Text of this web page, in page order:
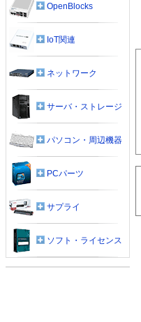
OpenBlocks
IoT関連
ネットワーク
サーバ・ストレージ
パソコン・周辺機器
PCパーツ
サプライ
ソフト・ライセンス